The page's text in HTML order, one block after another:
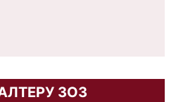
ЗОЗ